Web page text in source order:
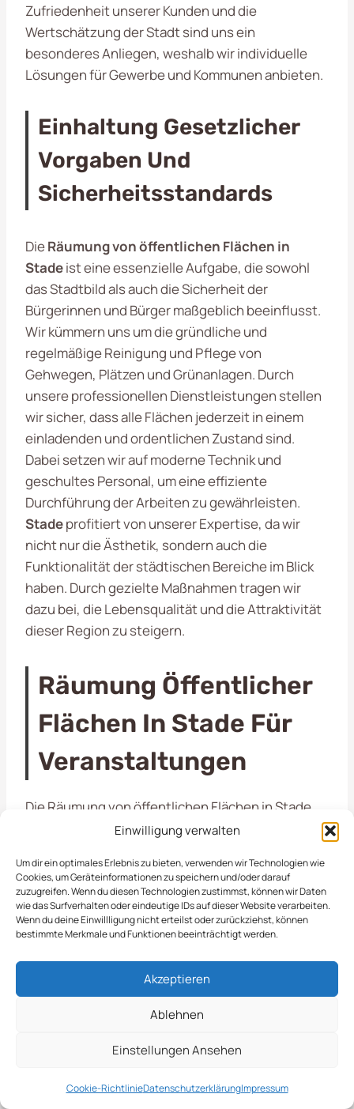
Einwilligung verwalten
Um dir ein optimales Erlebnis zu bieten, verwenden wir Technologien wie
Cookies, um Geräteinformationen zu speichern und/oder darauf
zuzugreifen. Wenn du diesen Technologien zustimmst, können wir Daten
wie das Surfverhalten oder eindeutige IDs auf dieser Website verarbeiten.
Wenn du deine Einwillligung nicht erteilst oder zurückziehst, können
bestimmte Merkmale und Funktionen beeinträchtigt werden.
Akzeptieren
Ablehnen
Einstellungen Ansehen
Cookie-RichtlinieDatenschutzerklärungImpressum
Zufriedenheit unserer Kunden und die
Wertschätzung der Stadt sind uns ein
besonderes Anliegen, weshalb wir individuelle
Lösungen für Gewerbe und Kommunen anbieten.
Einhaltung Gesetzlicher
Vorgaben Und
Sicherheitsstandards
DieRäumung von öffentlichen Flächen in
Stadeist eine essenzielle Aufgabe, die sowohl
das Stadtbild als auch die Sicherheit der
Bürgerinnen und Bürger maßgeblich beeinflusst.
Wir kümmern uns um die gründliche und
regelmäßige Reinigung und Pflege von
Gehwegen, Plätzen und Grünanlagen. Durch
unsere professionellen Dienstleistungen stellen
wir sicher, dass alle Flächen jederzeit in einem
einladenden und ordentlichen Zustand sind.
Dabei setzen wir auf moderne Technik und
geschultes Personal, um eine effiziente
Durchführung der Arbeiten zu gewährleisten.
Stadeprofitiert von unserer Expertise, da wir
nicht nur die Ästhetik, sondern auch die
Funktionalität der städtischen Bereiche im Blick
haben. Durch gezielte Maßnahmen tragen wir
dazu bei, die Lebensqualität und die Attraktivität
dieser Region zu steigern.
Räumung Öffentlicher
Flächen In Stade Für
Veranstaltungen
Die Räumung von öffentlichen Flächen in Stade
ist ein wichtiger Prozess, der dazu beiträgt, die
gewährleisten. Durch regelmäßige Maßnahmen
werden die Flächen von Unrat und anderen
Hindernissen befreit, was sowohl den Anwohnern
als auch den Besuchern zugutekommt. Ein
Lebensqualität und lädt zu Aktivitäten im Freien
ein.
Optimierung Der Nutzung
Städtischer Räume